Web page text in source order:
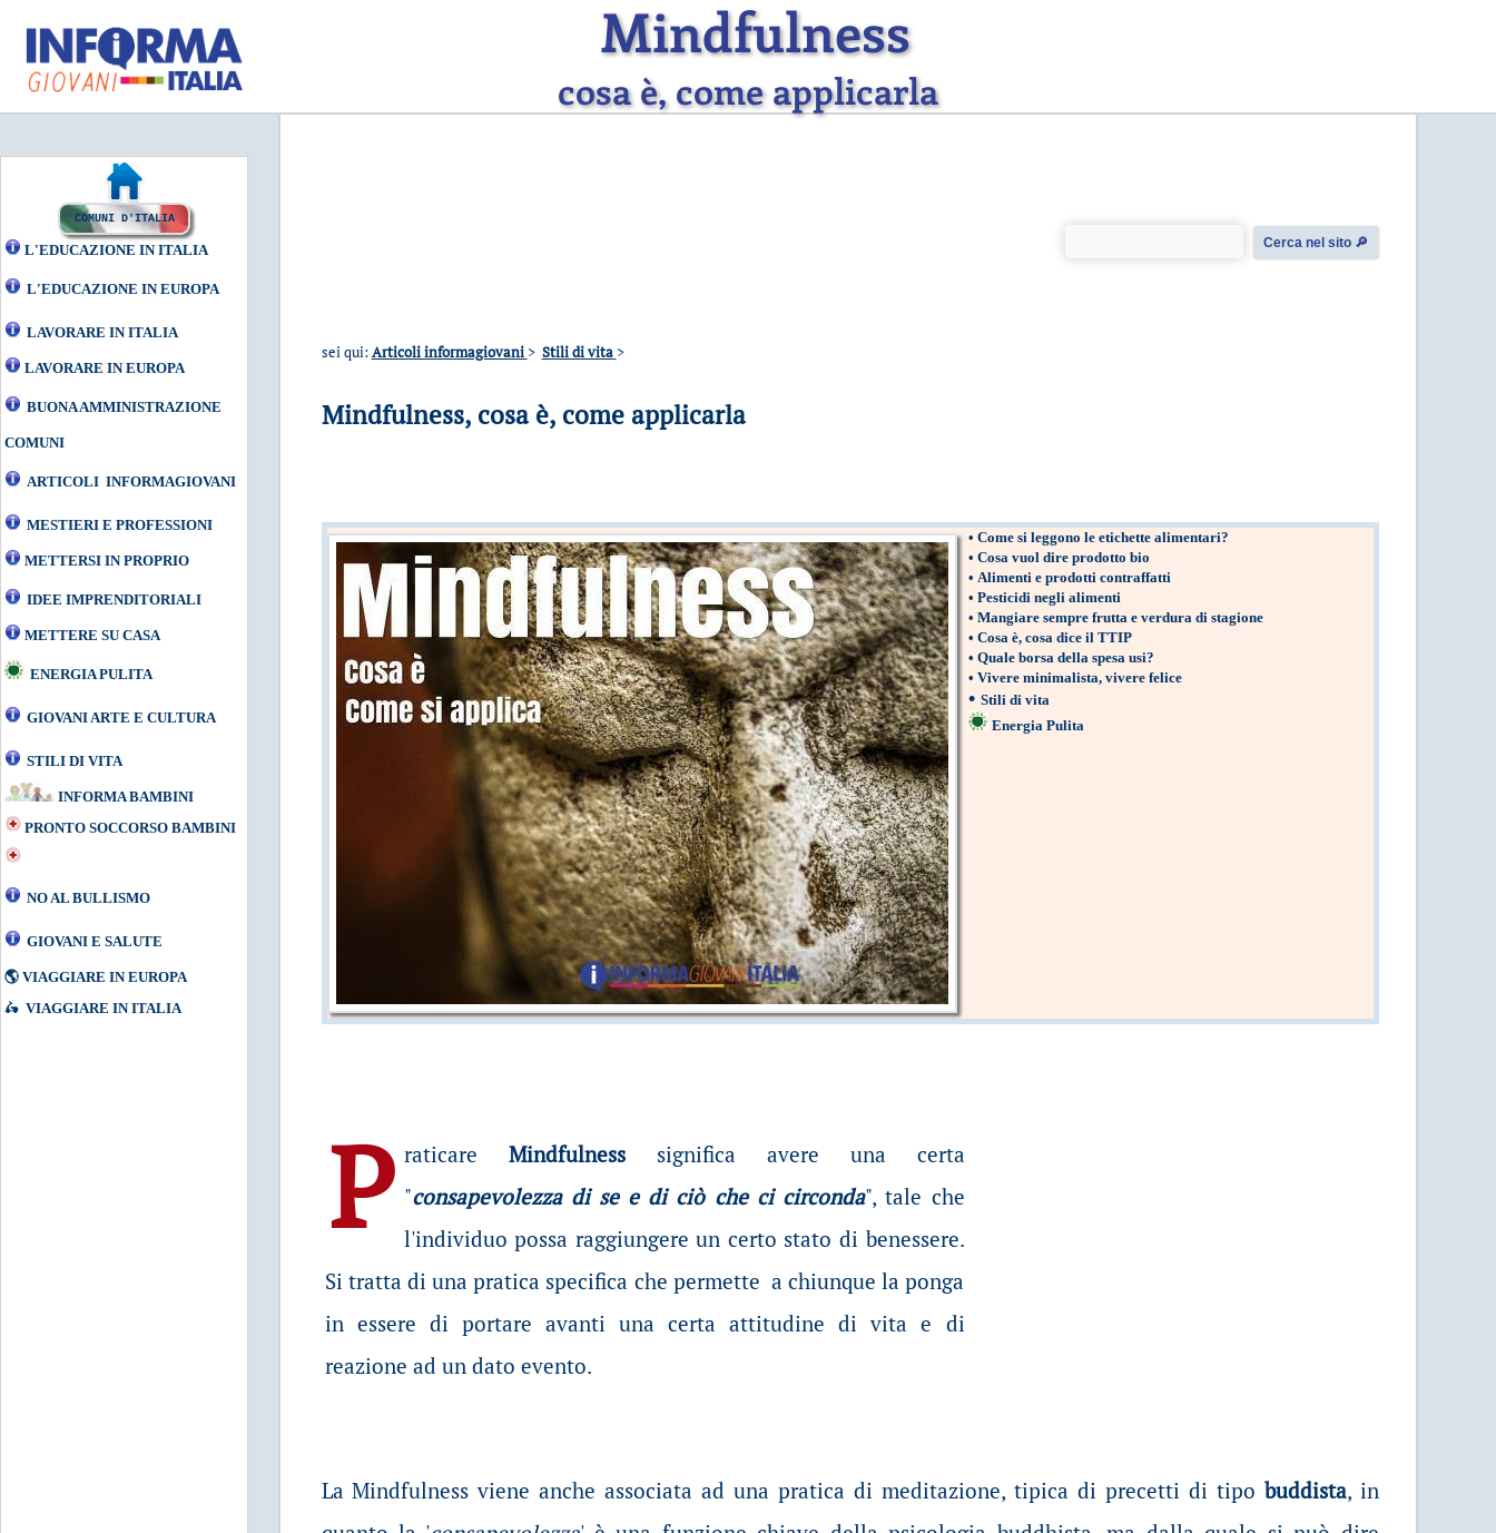
Mindfulness
cosa è, come applicarla
COMUNI D'ITALIA
L'EDUCAZIONE IN ITALIA
L'EDUCAZIONE IN EUROPA
LAVORARE IN ITALIA
LAVORARE IN EUROPA
BUONA AMMINISTRAZIONE
COMUNI
ARTICOLI INFORMAGIOVANI
MESTIERI E PROFESSIONI
METTERSI IN PROPRIO
IDEE IMPRENDITORIALI
METTERE SU CASA
ENERGIA PULITA
GIOVANI ARTE E CULTURA
STILI DI VITA
INFORMA BAMBINI
PRONTO SOCCORSO BAMBINI
NO AL BULLISMO
GIOVANI E SALUTE
🌎 VIAGGIARE IN EUROPA
🛵 VIAGGIARE IN ITALIA
Cerca nel sito 🔎︎
sei qui:Articoli informagiovani > Stili di vita >
Mindfulness, cosa è, come applicarla
• Come si leggono le etichette alimentari?
• Cosa vuol dire prodotto bio
• Alimenti e prodotti contraffatti
• Pesticidi negli alimenti
• Mangiare sempre frutta e verdura di stagione
• Cosa è, cosa dice il TTIP
• Quale borsa della spesa usi?
• Vivere minimalista, vivere felice
• Stili di vita
Energia Pulita
P raticare Mindfulnesssignifica avere una certa
"consapevolezza di se e di ciò che ci circonda", tale che
l'individuo possa raggiungere un certo stato di benessere.
Si tratta di una pratica specifica che permette a chiunque la ponga
in essere di portare avanti una certa attitudine di vita e di
reazione ad un dato evento.
La Mindfulness viene anche associata ad una pratica di meditazione, tipica di precetti di tipo buddista, in